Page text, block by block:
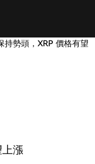
持勢頭，XRP 價格有望
漲